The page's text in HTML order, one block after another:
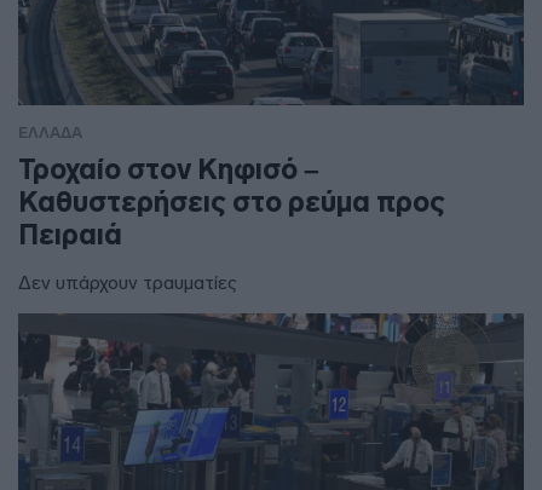
ΕΛΛΑΔΑ
Τροχαίο στον Κηφισό –
Καθυστερήσεις στο ρεύμα προς
Πειραιά
Δεν υπάρχουν τραυματίες